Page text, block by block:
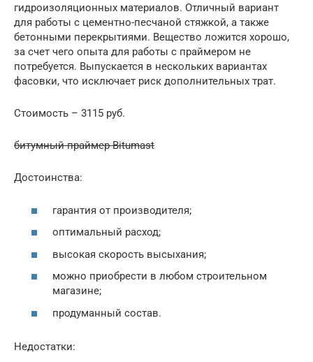
гидроизоляционных материалов. Отличный вариант
для работы с цементно-песчаной стяжкой, а также
бетонными перекрытиями. Вещество ложится хорошо,
за счет чего опыта для работы с праймером не
потребуется. Выпускается в нескольких вариантах
фасовки, что исключает риск дополнительных трат.
Стоимость – 3115 руб.
битумный праймер Bitumast
Достоинства:
гарантия от производителя;
оптимальный расход;
высокая скорость высыхания;
можно приобрести в любом строительном
магазине;
продуманный состав.
Недостатки: